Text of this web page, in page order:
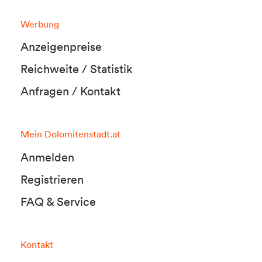
Werbung
Anzeigenpreise
Reichweite / Statistik
Anfragen / Kontakt
Mein Dolomitenstadt.at
Anmelden
Registrieren
FAQ & Service
Kontakt